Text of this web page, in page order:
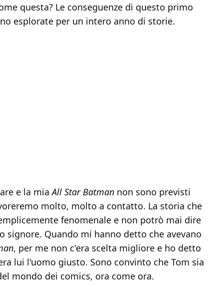
questa? Le conseguenze di questo primo
esplorate per un intero anno di storie.
e la miaAll Star Batman non sono previsti
molto, molto a contatto. La storia che
fenomenale e non potrò mai dire
signore. Quando mi hanno detto che avevano
, per me non c'era scelta migliore e ho detto
lui l'uomo giusto. Sono convinto che Tom sia
mondo dei comics, ora come ora.